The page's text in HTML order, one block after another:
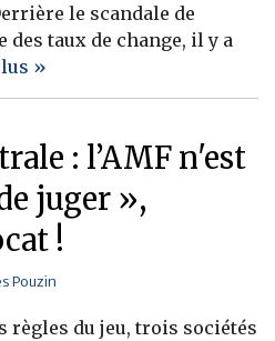
le scandale de
taux de change, il y a
»
: l’AMF n'est
juger »,
!
Pouzin
règles du jeu, trois sociétés